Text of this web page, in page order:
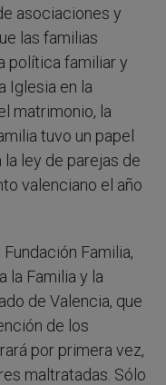
asociaciones y
las familias
política familiar y
Iglesia en la
matrimonio, la
tuvo un papel
ley de parejas de
valenciano el año
Familia,
la Familia y la
de Valencia, que
de los
por primera vez,
maltratadas. Sólo